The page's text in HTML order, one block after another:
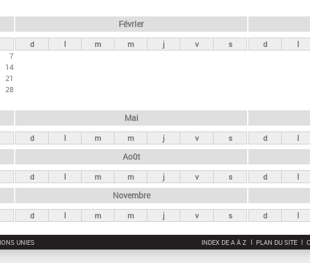
r
c
7
14
21
28
Février
d l m m j v s d l
Mai
d l m m j v s d l
Août
d l m m j v s d l
Novembre
d l m m j v s d l
UNIES INDEX DE A À Z PLAN DU SITE